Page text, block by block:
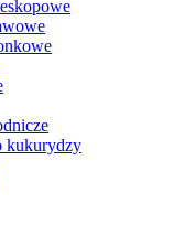
kukurydzy